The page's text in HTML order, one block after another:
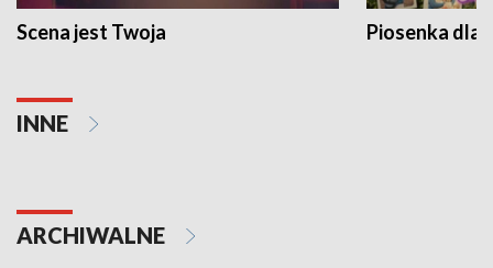
Scena jest Twoja Piosenka dla
INNE
ARCHIWALNE